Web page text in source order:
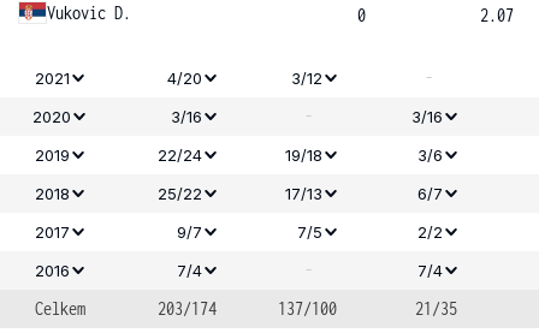
Vukovic D.
0
2.07
2021 4/20 3/12 -
2020 3/16 -
3/16
2019
22/24 19/18
3/6
2018
25/22 17/13 6/7
2017
9/7 7/5
2/2
2016
7/4 - 7/4
Celkem 203/174 137/100 21/35